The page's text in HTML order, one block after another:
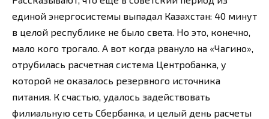
единой энергосистемы выпадал Казахстан: 40 минут
в целой республике не было света. Но это, конечно,
мало кого трогало. А вот когда рвануло на «Чагино»,
отрубилась расчетная система Центробанка, у
которой не оказалось резервного источника
питания. К счастью, удалось задействовать
филиальную сеть Сбербанка, и целый день расчеты